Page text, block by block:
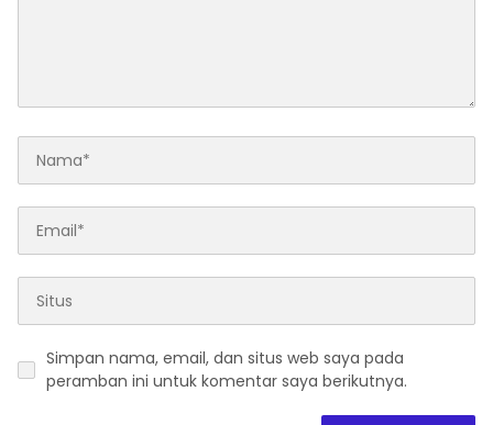
Simpan nama, email, dan situs web saya pada
peramban ini untuk komentar saya berikutnya.